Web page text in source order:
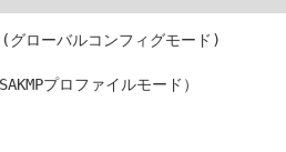
(グローバルコンフィグモード)